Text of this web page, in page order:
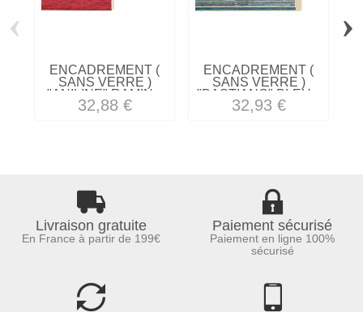
ENCADREMENT (
SANS VERRE )
"ANILINE" RAMIN...
32,88 €
ENCADREMENT (
SANS VERRE )
"BASTIANO" BLEU...
32,93 €
‹ ›
Livraison gratuite
En France à partir de 199€
Paiement sécurisé
Paiement en ligne 100%
sécurisé